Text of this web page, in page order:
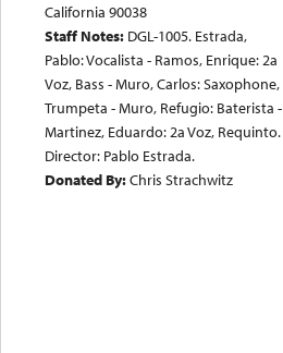
California 90038
Staff Notes: DGL-1005. Estrada,
Pablo: Vocalista - Ramos, Enrique: 2a
Voz, Bass - Muro, Carlos: Saxophone,
Trumpeta - Muro, Refugio: Baterista -
Martinez, Eduardo: 2a Voz, Requinto.
Director: Pablo Estrada.
Donated By:Chris Strachwitz